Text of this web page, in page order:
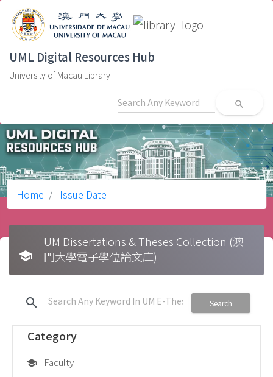
UML Digital Resources Hub
University of Macau Library
search
Home Issue Date
school
UM Dissertations & Theses Collection (澳
門大學電子學位論文庫)
search Search
Category
school Faculty